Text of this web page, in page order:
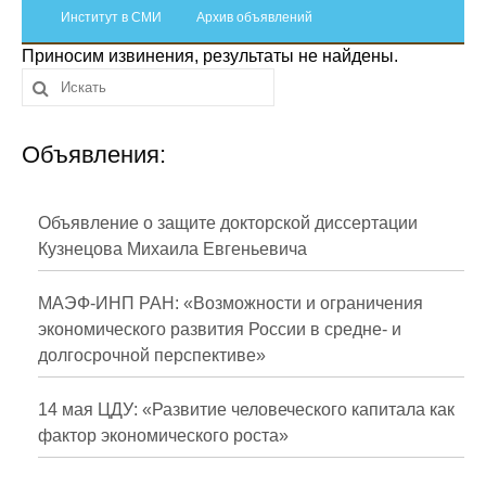
Отчетность
Противодействие коррупции
Материалы для СМИ
Публикации
Научная жизнь
Проблемы прогнозирования
О журнале
Номера журналов
Институт в СМИ Архив объявлений
Приносим извинения, результаты не найдены.
Объявления:
Объявление о защите докторской диссертации
Кузнецова Михаила Евгеньевича
МАЭФ-ИНП РАН: «Возможности и ограничения
экономического развития России в средне- и
долгосрочной перспективе»
14 мая ЦДУ: «Развитие человеческого капитала как
фактор экономического роста»